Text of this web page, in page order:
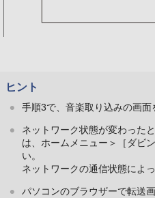
ヒント
手順3で、音楽取り込みの画面
ネットワーク状態が変わった
は、ホームメニュー＞［ダビ
い。
ネットワークの通信状態によ
パソコンのブラウザーで転送